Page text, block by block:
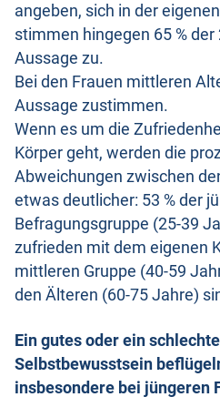
angeben, sich in der
stimmen hingegen 65 %
Aussage zu.
Bei den Frauen mittleren
Aussage zustimmen.
Wenn es um die
Körper geht, werden die
Abweichungen zwischen
etwas deutlicher: 53 % der
Befragungsgruppe (25-39
zufrieden mit dem eigenen
mittleren Gruppe (40-59
den Älteren (60-75 Jahre)
Ein gutes oder ein
Selbstbewusstsein
insbesondere bei jüngeren